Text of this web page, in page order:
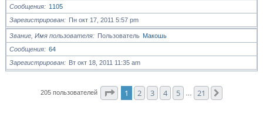
Сообщения
1105
Зарегистрирован
Пн окт 17, 2011 5:57 pm
Звание, Имя пользователя Пользователь Макошь
Сообщения
64
Зарегистрирован
Вт окт 18, 2011 11:35 am
205 пользователей Страница1 из
1 2 3 4 5 21